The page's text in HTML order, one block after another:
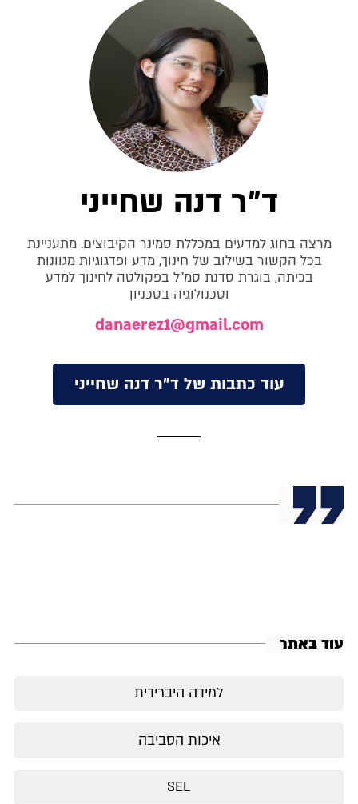
ד"ר דנה שחייני
מרצה בחוג למדעים במכללת סמינר הקיבוצים. מתעניינת
בכל הקשור בשילוב של חינוך, מדע ופדגוגיות מגוונות
בכיתה, בוגרת סדנת סמ"ל בפקולטה לחינוך למדע
וטכנולוגיה בטכניון
danaerez1@gmail.com
עוד כתבות של ד"ר דנה שחייני
עוד באתר
למידה היברידית
איכות הסביבה
SEL